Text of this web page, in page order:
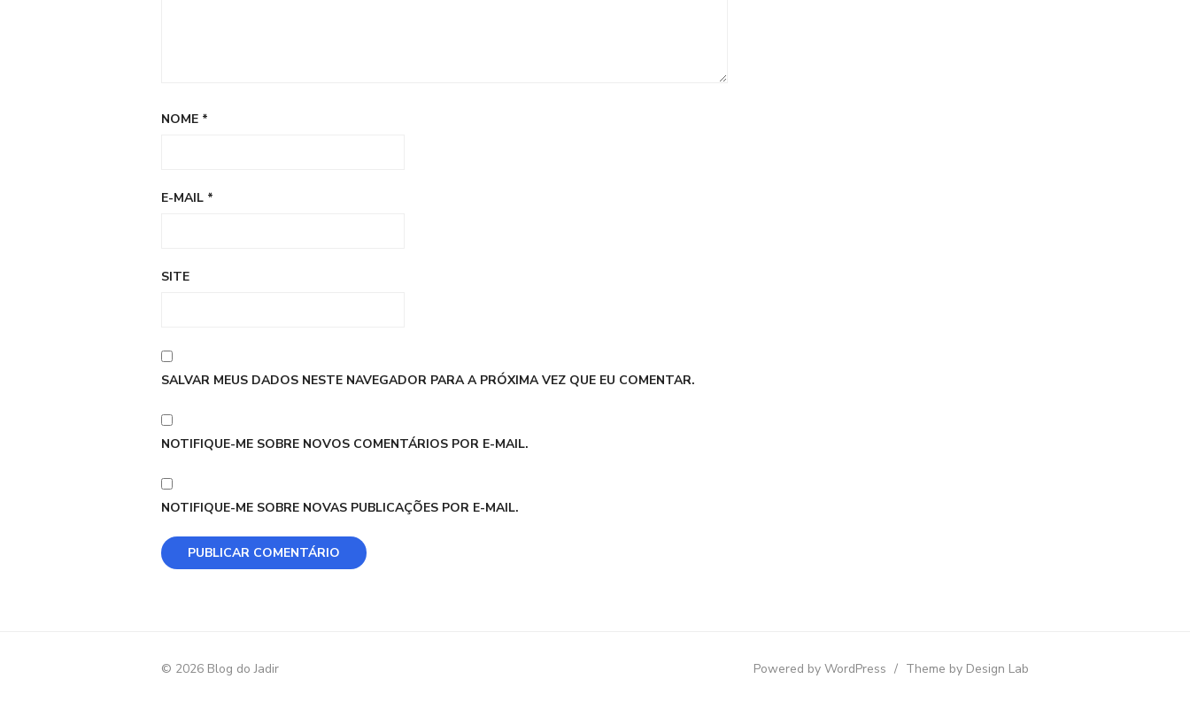
NOME *
E-MAIL *
SITE
SALVAR MEUS DADOS NESTE NAVEGADOR PARA A PRÓXIMA VEZ QUE EU COMENTAR.
NOTIFIQUE-ME SOBRE NOVOS COMENTÁRIOS POR E-MAIL.
NOTIFIQUE-ME SOBRE NOVAS PUBLICAÇÕES POR E-MAIL.
© 2026 Blog do Jadir Powered by WordPress / Theme by Design Lab